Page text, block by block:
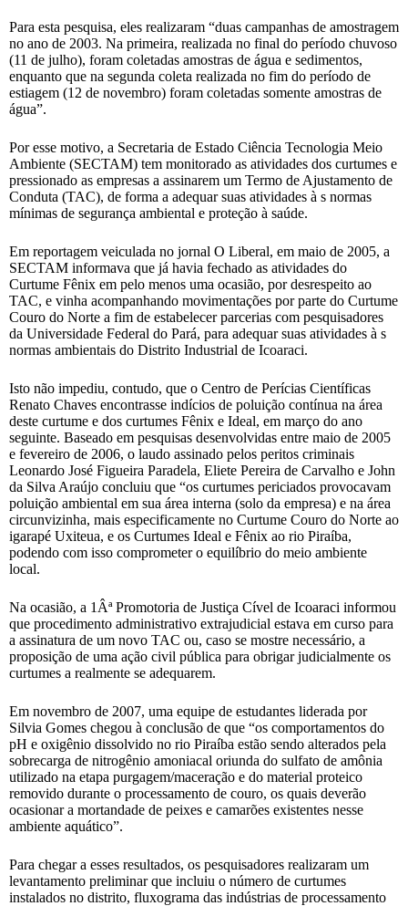
Para esta pesquisa, eles realizaram “duas campanhas de amostragem
no ano de 2003. Na primeira, realizada no final do período chuvoso
(11 de julho), foram coletadas amostras de água e sedimentos,
enquanto que na segunda coleta realizada no fim do período de
estiagem (12 de novembro) foram coletadas somente amostras de
água”.
Por esse motivo, a Secretaria de Estado Ciência Tecnologia Meio
Ambiente (SECTAM) tem monitorado as atividades dos curtumes e
pressionado as empresas a assinarem um Termo de Ajustamento de
Conduta (TAC), de forma a adequar suas atividades à s normas
mínimas de segurança ambiental e proteção à saúde.
Em reportagem veiculada no jornal O Liberal, em maio de 2005, a
SECTAM informava que já havia fechado as atividades do
Curtume Fênix em pelo menos uma ocasião, por desrespeito ao
TAC, e vinha acompanhando movimentações por parte do Curtume
Couro do Norte a fim de estabelecer parcerias com pesquisadores
da Universidade Federal do Pará, para adequar suas atividades à s
normas ambientais do Distrito Industrial de Icoaraci.
Isto não impediu, contudo, que o Centro de Perícias Científicas
Renato Chaves encontrasse indícios de poluição contínua na área
deste curtume e dos curtumes Fênix e Ideal, em março do ano
seguinte. Baseado em pesquisas desenvolvidas entre maio de 2005
e fevereiro de 2006, o laudo assinado pelos peritos criminais
Leonardo José Figueira Paradela, Eliete Pereira de Carvalho e John
da Silva Araújo concluiu que “os curtumes periciados provocavam
poluição ambiental em sua área interna (solo da empresa) e na área
circunvizinha, mais especificamente no Curtume Couro do Norte ao
igarapé Uxiteua, e os Curtumes Ideal e Fênix ao rio Piraíba,
podendo com isso comprometer o equilíbrio do meio ambiente
local.
Na ocasião, a 1Âª Promotoria de Justiça Cível de Icoaraci informou
que procedimento administrativo extrajudicial estava em curso para
a assinatura de um novo TAC ou, caso se mostre necessário, a
proposição de uma ação civil pública para obrigar judicialmente os
curtumes a realmente se adequarem.
Em novembro de 2007, uma equipe de estudantes liderada por
Silvia Gomes chegou à conclusão de que “os comportamentos do
pH e oxigênio dissolvido no rio Piraíba estão sendo alterados pela
sobrecarga de nitrogênio amoniacal oriunda do sulfato de amônia
utilizado na etapa purgagem/maceração e do material proteico
removido durante o processamento de couro, os quais deverão
ocasionar a mortandade de peixes e camarões existentes nesse
ambiente aquático”.
Para chegar a esses resultados, os pesquisadores realizaram um
levantamento preliminar que incluiu o número de curtumes
instalados no distrito, fluxograma das indústrias de processamento